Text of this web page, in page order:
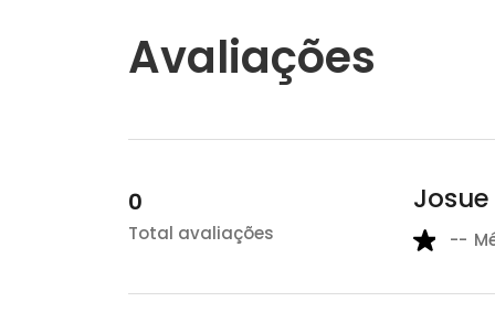
Avaliações
0
Total avaliações --